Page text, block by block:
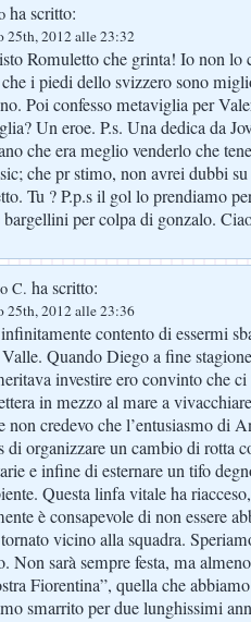
ha scritto:
25th, 2012 alle 23:32
Romuletto che grinta! Io non lo
i piedi dello svizzero sono
Poi confesso metaviglia per
Un eroe. P.s. Una dedica da
che era meglio venderlo che
che pr stimo, non avrei dubbi
Tu ? P.p.s il gol lo prendiamo
bargellini per colpa di gonzalo.
C. ha scritto:
25th, 2012 alle 23:36
contento di essermi
Quando Diego a fine
investire ero convinto che
in mezzo al mare a
non credevo che l’entusiasmo di
di organizzare un cambio di rotta
e infine di esternare un tifo
Questa linfa vitale ha
è consapevole di non essere
vicino alla squadra.
Non sarà sempre festa, ma
Fiorentina”, quella che
smarrito per due lunghissimi